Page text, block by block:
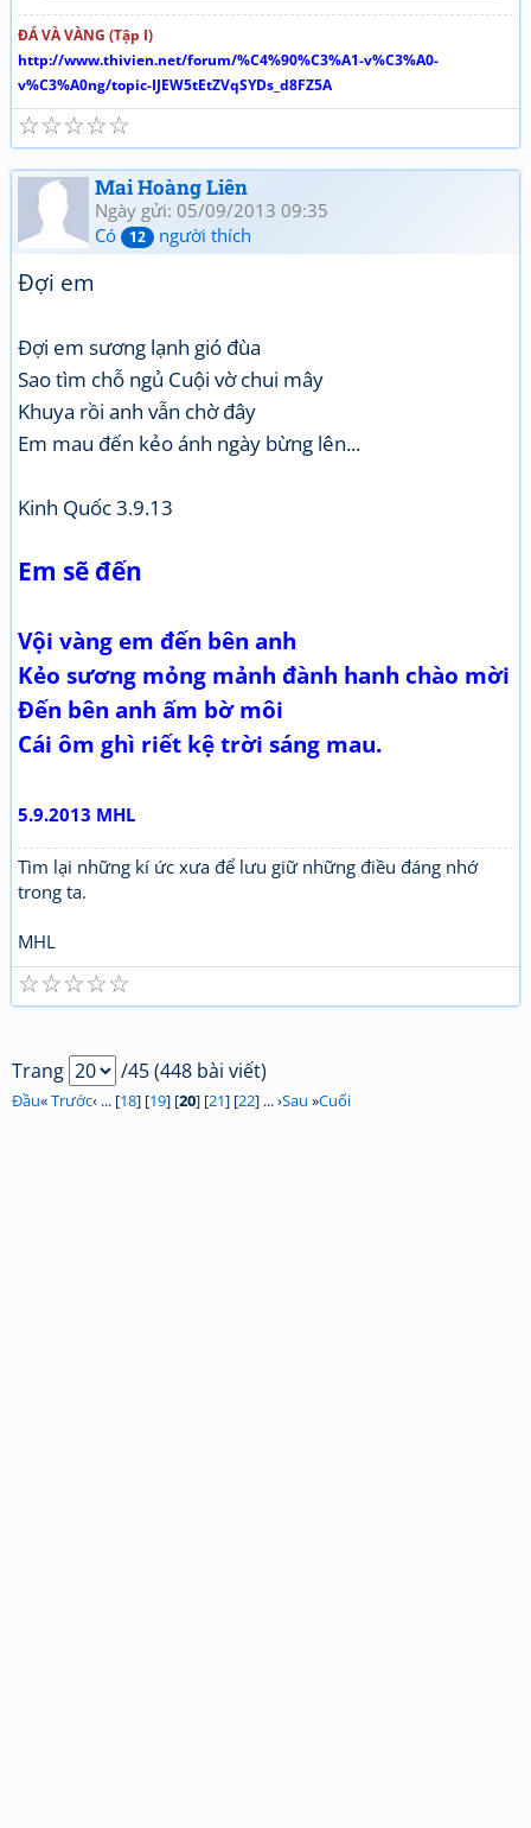
ĐÁ VÀ VÀNG (Tập I)
http://www.thivien.net/forum/%C4%90%C3%A1-v%C3%A0-
v%C3%A0ng/topic-IJEW5tEtZVqSYDs_d8FZ5A
☆
☆
☆
☆
☆
Mai Hoàng Liên
Ngày gửi: 05/09/2013 09:35
Có
12 người thích
Đợi em
Đợi em sương lạnh gió đùa
Sao tìm chỗ ngủ Cuội vờ chui mây
Khuya rồi anh vẫn chờ đây
Em mau đến kẻo ánh ngày bừng lên...
Kinh Quốc 3.9.13
Em sẽ đến
Vội vàng em đến bên anh
Kẻo sương mỏng mảnh đành hanh chào mời
Đến bên anh ấm bờ môi
Cái ôm ghì riết kệ trời sáng mau.
5.9.2013 MHL
Tìm lại những kí ức xưa để lưu giữ những điều đáng nhớ
trong ta.
MHL
☆
☆
☆
☆
☆
Trang /45 (448 bài viết)
Đầu«Trước‹ ... [18] [19] [20] [21] [22] ... ›Sau »Cuối